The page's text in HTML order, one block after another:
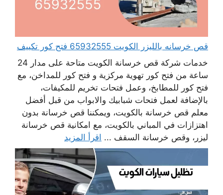
قص خرسانه بالليزر الكويت 65932555 فتح كور تكييف
خدمات شركة قص خرسانة الكويت متاحة على مدار 24
ساعة من فتح كور تهوية مركزية و فتح كور للمداخن، مع
فتح كور للمطابخ، وعمل فتحات تخريم للمكيفات،
بالإضافة لعمل فتحات شبابيك والابواب من قبل أفضل
معلم قص خرسانة بالكويت، ويمكننا قص خرسانة بدون
اهتزازات في المباني بالكويت، مع امكانية قص خرسانة
ليزر، وقص خرسانة السقف ... اقرأ المزيد